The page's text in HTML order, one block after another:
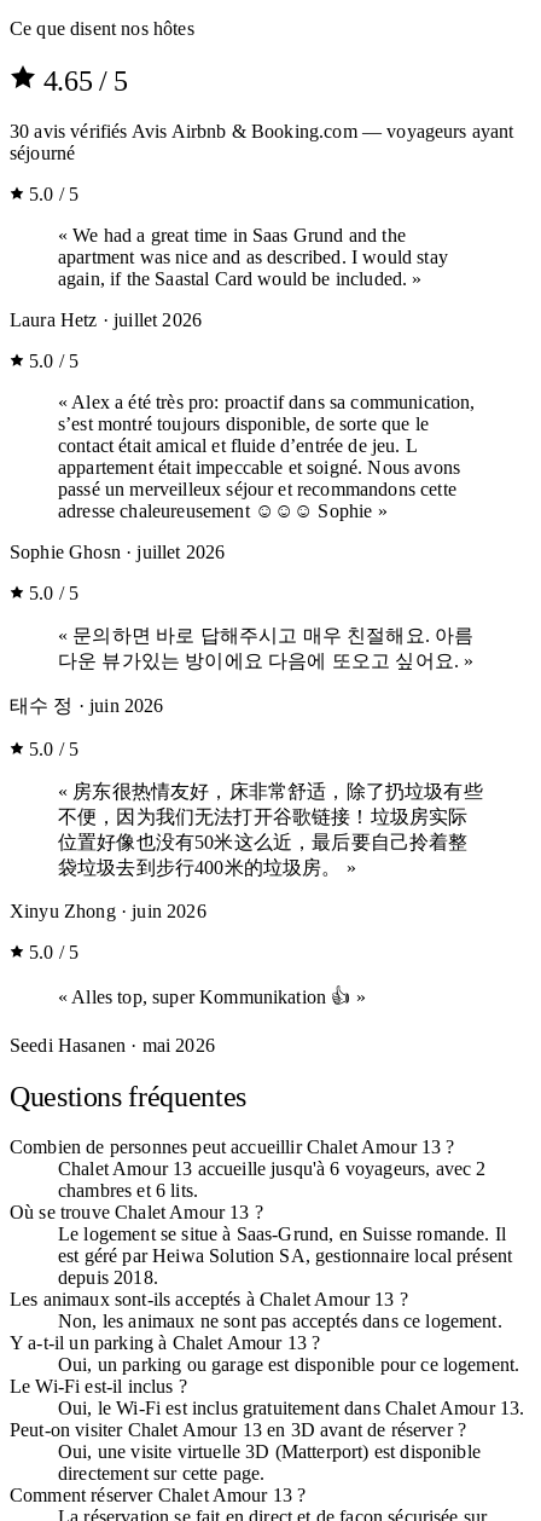
Ce que disent nos hôtes
4.65 / 5
30 avis vérifiés Avis Airbnb & Booking.com — voyageurs ayant
séjourné
5.0 / 5
« We had a great time in Saas Grund and the
apartment was nice and as described. I would stay
again, if the Saastal Card would be included. »
Laura Hetz · juillet 2026
5.0 / 5
« Alex a été très pro: proactif dans sa communication,
s’est montré toujours disponible, de sorte que le
contact était amical et fluide d’entrée de jeu. L
appartement était impeccable et soigné. Nous avons
passé un merveilleux séjour et recommandons cette
adresse chaleureusement ☺️☺️☺️ Sophie »
Sophie Ghosn · juillet 2026
5.0 / 5
« 문의하면 바로 답해주시고 매우 친절해요. 아름
다운 뷰가있는 방이에요 다음에 또오고 싶어요. »
태수 정 · juin 2026
5.0 / 5
« 房东很热情友好，床非常舒适，除了扔垃圾有些
不便，因为我们无法打开谷歌链接！垃圾房实际
位置好像也没有50米这么近，最后要自己拎着整
袋垃圾去到步行400米的垃圾房。 »
Xinyu Zhong· juin 2026
5.0 / 5
« Alles top, super Kommunikation 👍 »
Seedi Hasanen · mai 2026
Questions fréquentes
Combien de personnes peut accueillir Chalet Amour 13 ?
Chalet Amour 13 accueille jusqu'à 6 voyageurs, avec 2
chambres et 6 lits.
Où se trouve Chalet Amour 13 ?
Le logement se situe à Saas-Grund, en Suisse romande. Il
est géré par Heiwa Solution SA, gestionnaire local présent
depuis 2018.
Les animaux sont-ils acceptés à Chalet Amour 13 ?
Non, les animaux ne sont pas acceptés dans ce logement.
Y a-t-il un parking à Chalet Amour 13 ?
Oui, un parking ou garage est disponible pour ce logement.
Le Wi-Fi est-il inclus ?
Oui, le Wi-Fi est inclus gratuitement dans Chalet Amour 13.
Peut-on visiter Chalet Amour 13 en 3D avant de réserver ?
Oui, une visite virtuelle 3D (Matterport) est disponible
directement sur cette page.
Comment réserver Chalet Amour 13 ?
La réservation se fait en direct et de façon sécurisée sur